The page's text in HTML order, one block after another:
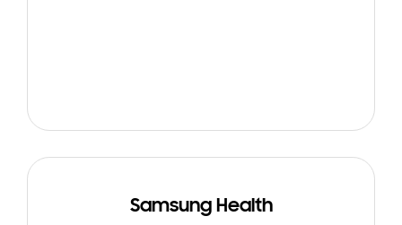
Samsung Health